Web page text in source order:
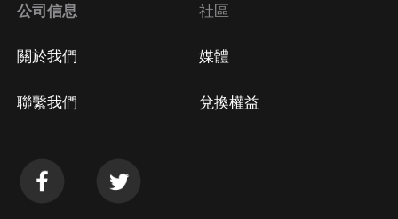
公司信息
關於我們
聯繫我們
社區
媒體
兌換權益